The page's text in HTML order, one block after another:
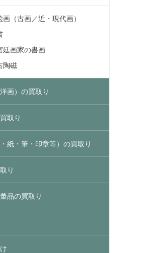
（古画／近・現代画）
廷画家の書画
陶磁
画）の買取り
取り
紙・筆・印章等）の買取り
り
品の買取り